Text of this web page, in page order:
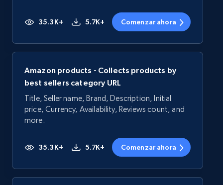
35.3K+ 5.7K+ Comenzar ahora
Amazon products - Collects products by
best sellers category URL
Title, Seller name, Brand, Description, Initial
price, Currency, Availability, Reviews count, and
more.
35.3K+ 5.7K+ Comenzar ahora